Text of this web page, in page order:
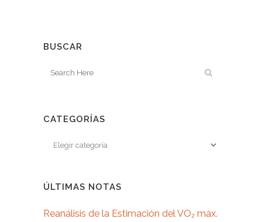
BUSCAR
CATEGORÍAS
ÚLTIMAS NOTAS
Reanálisis de la Estimación del VO₂ máx.